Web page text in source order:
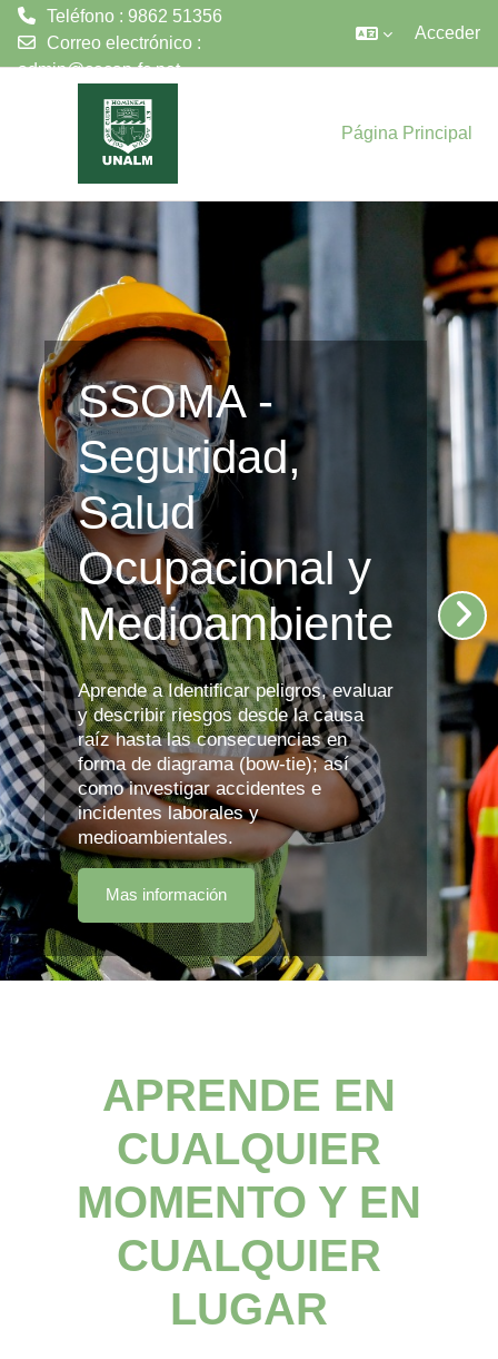
Teléfono : 9862 51356
Correo electrónico :
admin@cecap-fc.net
Acceder
Página Principal
SSOMA -
Seguridad,
Salud
Ocupacional y
Medioambiente
Aprende a Identificar peligros, evaluar
y describir riesgos desde la causa
raíz hasta las consecuencias en
forma de diagrama (bow-tie); así
como investigar accidentes e
incidentes laborales y
medioambientales.
Mas información
APRENDE EN
CUALQUIER
MOMENTO Y EN
CUALQUIER
LUGAR